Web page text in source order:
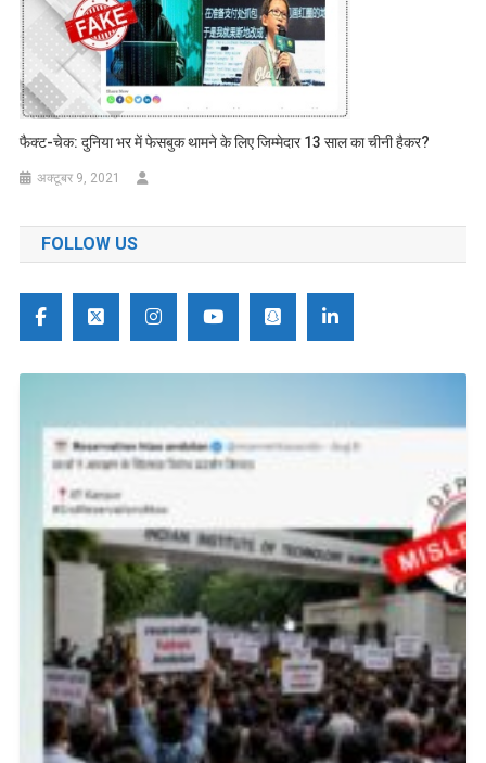
फैक्ट-चेक: दुनिया भर में फेसबुक थामने के लिए जिम्मेदार 13 साल का चीनी हैकर?
अक्टूबर 9, 2021
FOLLOW US